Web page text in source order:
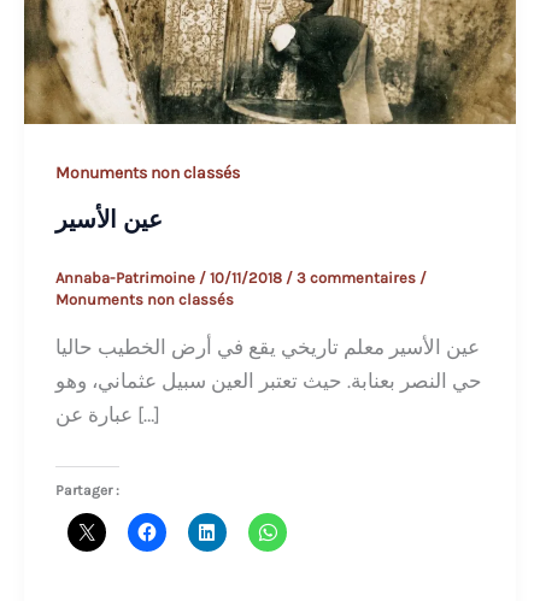
Monuments non classés
عين الأسير
Annaba-Patrimoine / 10/11/2018 / 3 commentaires /
Monuments non classés
عين الأسير معلم تاريخي يقع في أرض الخطيب حاليا
حي النصر بعنابة. حيث تعتبر العين سبيل عثماني، وهو
عبارة عن […]
Partager :